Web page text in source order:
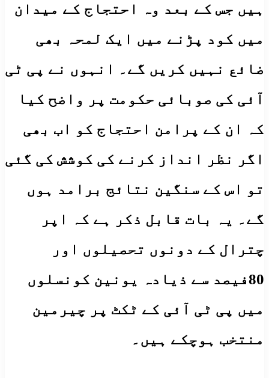
ہیں جس کے بعد وہ احتجاج کے میدان
میں کود پڑنے میں ایک لمحہ بھی
ضائع نہیں کریں گے۔ انہوں نے پی ٹی
آئی کی صوبائی حکومت پر واضح کیا
کہ ان کے پرامن احتجاج کو اب بھی
اگر نظر انداز کرنے کی کوشش کی گئی
تو اس کے سنگین نتائج برامد ہوں
گے۔ یہ بات قابل ذکر ہے کہ اپر
چترال کے دونوں تحصیلوں اور
80فیصد سے ذیادہ یونین کونسلوں
میں پی ٹی آئی کے ٹکٹ پر چیرمین
منتخب ہوچکے ہیں۔